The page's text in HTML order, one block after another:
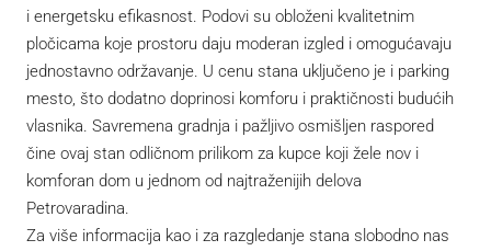
i energetsku efikasnost. Podovi su obloženi kvalitetnim
pločicama koje prostoru daju moderan izgled i omogućavaju
jednostavno održavanje. U cenu stana uključeno je i parking
mesto, što dodatno doprinosi komforu i praktičnosti budućih
vlasnika. Savremena gradnja i pažljivo osmišljen raspored
čine ovaj stan odličnom prilikom za kupce koji žele nov i
komforan dom u jednom od najtraženijih delova
Petrovaradina.
Za više informacija kao i za razgledanje stana slobodno nas